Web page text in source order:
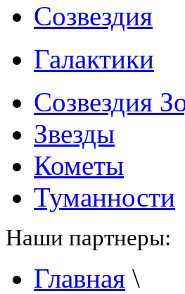
Созвездия
Галактики
Созвездия
Звезды
Кометы
Туманности
Наши партнеры:
Главная \